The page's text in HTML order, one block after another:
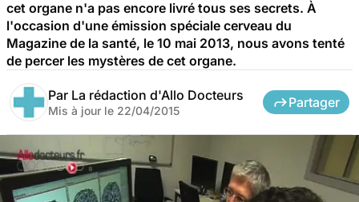
cet organe n'a pas encore livré tous ses secrets. À
l'occasion d'une émission spéciale cerveau du
Magazine de la santé, le 10 mai 2013, nous avons tenté
de percer les mystères de cet organe.
Par La rédaction d'Allo Docteurs
Mis à jour le 22/04/2015
Partager